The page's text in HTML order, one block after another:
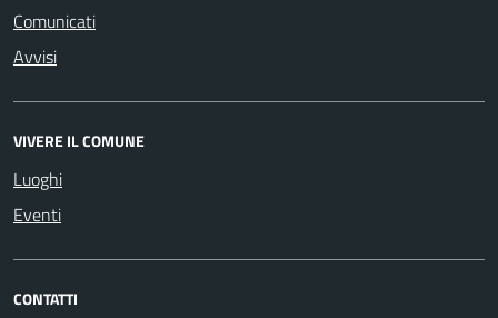
Comunicati
Avvisi
VIVERE IL COMUNE
Luoghi
Eventi
CONTATTI